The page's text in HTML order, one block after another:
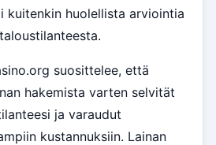
kuitenkin huolellista arviointia
suosittelee, että
hakemista varten selvität
ja varaudut
kustannuksiin. Lainan